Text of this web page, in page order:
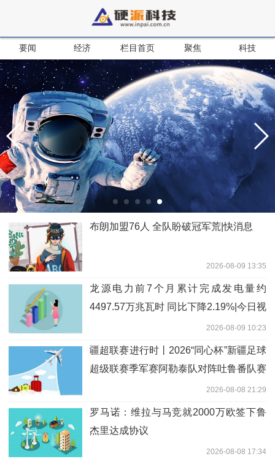
要闻 经济 栏目首页 聚焦 科技
布朗加盟76人 全队盼破冠军荒|快消息
2026-08-09 13:35
龙源电力前7个月累计完成发电量约
4497.57万兆瓦时 同比下降2.19%|今日视
2026-08-09 10:23
疆超联赛进行时丨2026“同心杯”新疆足球
超级联赛季军赛阿勒泰队对阵吐鲁番队赛
2026-08-08 21:29
罗马诺：维拉与马竞就2000万欧签下鲁
杰里达成协议
2026-08-08 17:34